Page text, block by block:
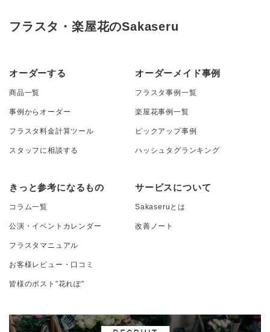
フラスタ・楽屋花のSakaseru
オーダーする
商品一覧
事例からオーダー
フラスタ料金計算ツール
スタッフに相談する
オーダーメイド事例
フラスタ事例一覧
楽屋花事例一覧
ピックアップ事例
ハッシュタグランキング
きっと参考になるもの
コラム一覧
公演・イベントカレンダー
フラスタマニュアル
お客様レビュー・口コミ
皆様のポスト”花れぽ”
サービスについて
Sakaseruとは
改善ノート